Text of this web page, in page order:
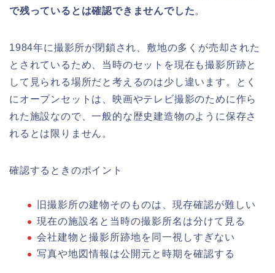
で残っているとは確認できませんでした。
1984年に撮影所が閉鎖され、敷地の多くが売却された
とされているため、当時のセットを現在も撮影所跡と
して見られる場所だと考えるのは少し違います。とく
にオープンセットは、映画やテレビ撮影のために作ら
れた施設なので、一般的な歴史建造物のように保存さ
れるとは限りません。
確認するときのポイント
旧撮影所の建物そのものは、現存確認が難しい
現在の施設名と当時の撮影所名は分けて見る
会社建物と撮影所跡地を同一視しすぎない
写真や地図情報は公開元と時期を確認する